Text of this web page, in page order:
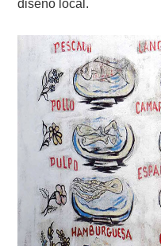
diseño local.